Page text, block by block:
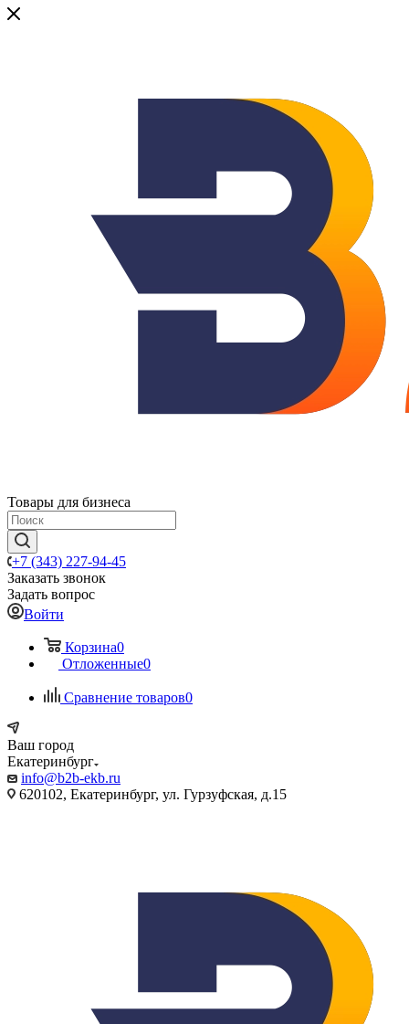
Товары для бизнеса
+7 (343) 227-94-45
Заказать звонок
Задать вопрос
Войти
Корзина0
Отложенные0
Сравнение товаров0
Ваш город
Екатеринбург
info@b2b-ekb.ru
620102, Екатеринбург, ул. Гурзуфская, д.15